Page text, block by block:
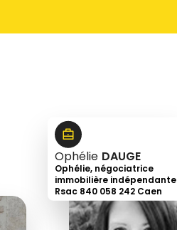
Ophélie DAUGE
Ophélie, négociatrice
immobilière indépendante
Rsac 840 058 242 Caen